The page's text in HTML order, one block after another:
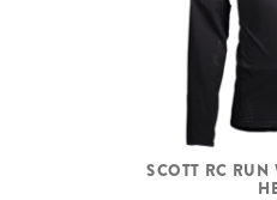
SCOTT RC